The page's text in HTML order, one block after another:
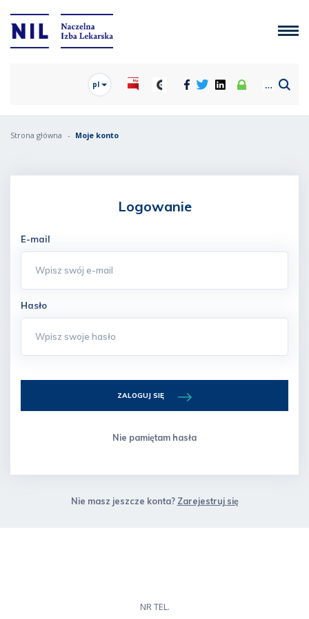
pl
Strona główna Moje konto
Logowanie
E-mail
Hasło
ZALOGUJ SIĘ
Nie pamiętam hasła
Nie masz jeszcze konta? Zarejestruj się
NR TEL.